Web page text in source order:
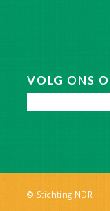
VOLG ONS
© Stichting NDR